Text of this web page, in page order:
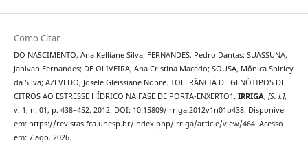
Como Citar
DO NASCIMENTO, Ana Kelliane Silva; FERNANDES, Pedro Dantas; SUASSUNA,
Janivan Fernandes; DE OLIVEIRA, Ana Cristina Macedo; SOUSA, Mônica Shirley
da Silva; AZEVEDO, Josele Gleissiane Nobre. TOLERÂNCIA DE GENÓTIPOS DE
CITROS AO ESTRESSE HÍDRICO NA FASE DE PORTA-ENXERTO1. IRRIGA, [S. l.],
v. 1, n. 01, p. 438–452, 2012. DOI: 10.15809/irriga.2012v1n01p438. Disponível
em: https://revistas.fca.unesp.br/index.php/irriga/article/view/464. Acesso
em: 7 ago. 2026.